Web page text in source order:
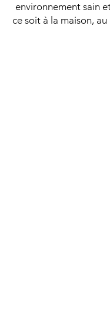
environnement sain
ce soit à la maison,